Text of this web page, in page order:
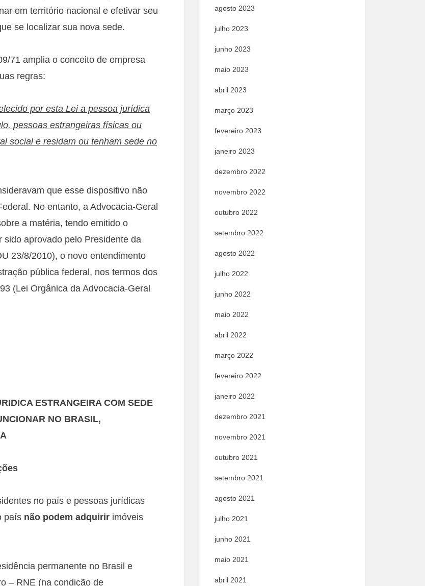
em território nacional e efetivar seu
se localizar sua nova sede.
71 amplia o conceito de empresa
regras:
por esta Lei a pessoa jurídica
pessoas estrangeiras físicas ou
social e residam ou tenham sede no
que esse dispositivo não
No entanto, a Advocacia-Geral
a matéria, tendo emitido o
sido aprovado pelo Presidente da
23/8/2010), o novo entendimento
pública federal, nos termos dos
(Lei Orgânica da Advocacia-Geral
ESTRANGEIRA COM SEDE
NO BRASIL,
no país e pessoas jurídicas
país não podem adquirir imóveis
permanente no Brasil e
– RNE (na condição de
agosto 2023
julho 2023
junho 2023
maio 2023
abril 2023
março 2023
fevereiro 2023
janeiro 2023
dezembro 2022
novembro 2022
outubro 2022
setembro 2022
agosto 2022
julho 2022
junho 2022
maio 2022
abril 2022
março 2022
fevereiro 2022
janeiro 2022
dezembro 2021
novembro 2021
outubro 2021
setembro 2021
agosto 2021
julho 2021
junho 2021
maio 2021
abril 2021